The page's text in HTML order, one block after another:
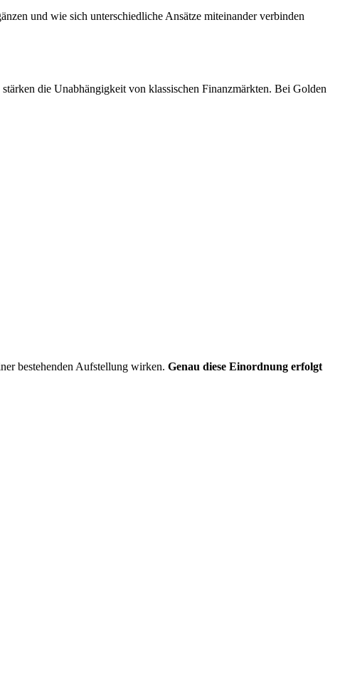
und wie sich unterschiedliche Ansätze miteinander verbinden
die Unabhängigkeit von klassischen Finanzmärkten. Bei Golden
bestehenden Aufstellung wirken. Genau diese Einordnung erfolgt